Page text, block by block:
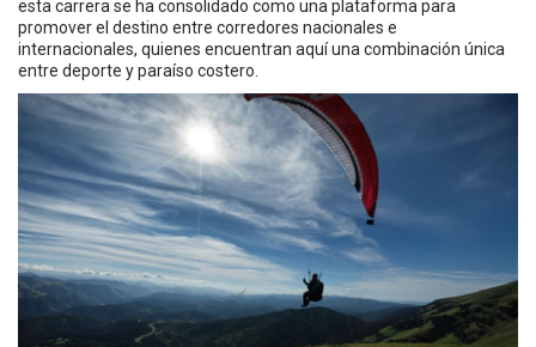
esta carrera se ha consolidado como una plataforma para
promover el destino entre corredores nacionales e
internacionales, quienes encuentran aquí una combinación única
entre deporte y paraíso costero.